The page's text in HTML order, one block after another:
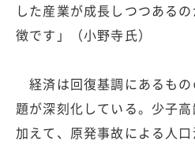
した産業が成長しつつある
徴です」（小野寺氏）
経済は回復基調にあるも
題が深刻化している。少子
加えて、原発事故による人